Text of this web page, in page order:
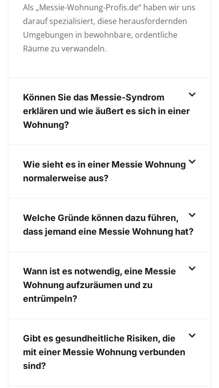
Als „Messie-Wohnung-Profis.de“ haben wir uns
darauf spezialisiert, diese herausfordernden
Umgebungen in bewohnbare, ordentliche
Räume zu verwandeln.
Können Sie das Messie-Syndrom
erklären und wie äußert es sich in einer
Wohnung?
Wie sieht es in einer Messie Wohnung
normalerweise aus?
Welche Gründe können dazu führen,
dass jemand eine Messie Wohnung hat?
Wann ist es notwendig, eine Messie
Wohnung aufzuräumen und zu
entrümpeln?
Gibt es gesundheitliche Risiken, die
mit einer Messie Wohnung verbunden
sind?